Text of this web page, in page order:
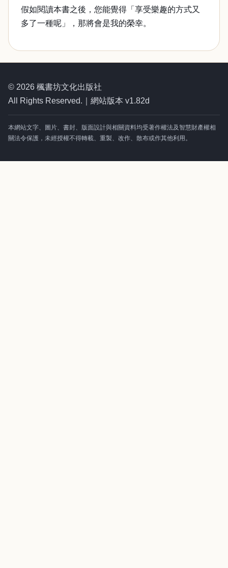
假如閱讀本書之後，您能覺得「享受樂趣的方式又
多了一種呢」，那將會是我的榮幸。
© 2026 楓書坊文化出版社
All Rights Reserved.｜網站版本 v1.82d
本網站文字、圖片、書封、版面設計與相關資料均受著作權法及智慧財產權相
關法令保護，未經授權不得轉載、重製、改作、散布或作其他利用。